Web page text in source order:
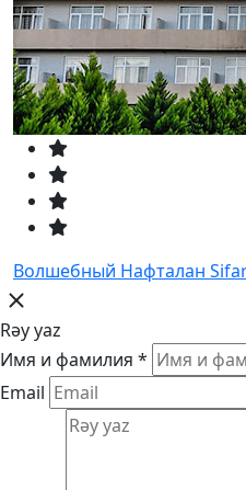
Волшебный Нафталан
Rəy yaz
Имя и фамилия *
Email